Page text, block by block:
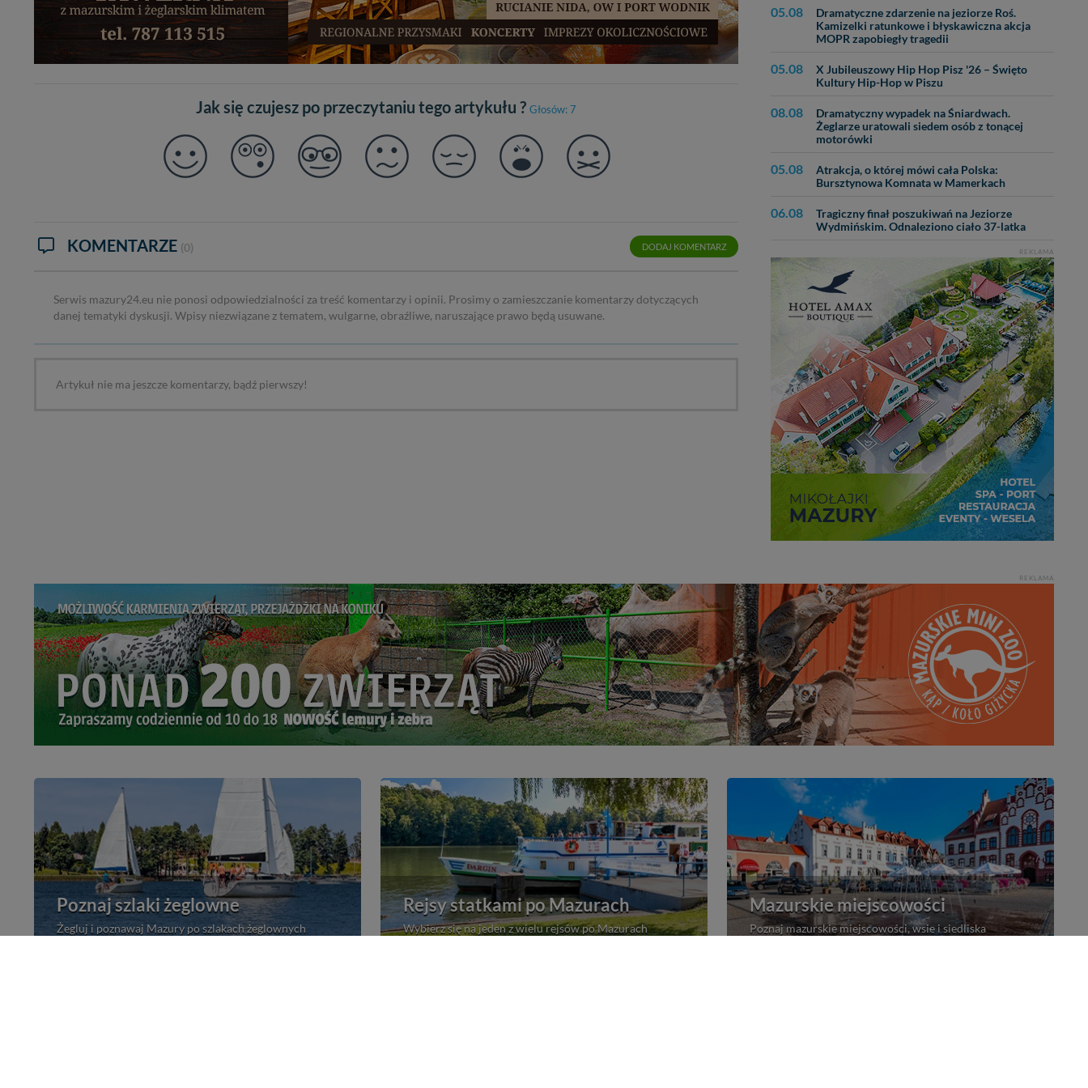
Jak się czujesz po przeczytaniu tego artykułu ? Głosów: 7
KOMENTARZE (0) DODAJ KOMENTARZ
Serwis mazury24.eu nie ponosi odpowiedzialności za treść komentarzy i opinii. Prosimy o zamieszczanie komentarzy dotyczących
danej tematyki dyskusji. Wpisy niezwiązane z tematem, wulgarne, obraźliwe, naruszające prawo będą usuwane.
Artykuł nie ma jeszcze komentarzy, bądź pierwszy!
05.08
Dramatyczne zdarzenie na jeziorze Roś.
Kamizelki ratunkowe i błyskawiczna akcja
MOPR zapobiegły tragedii
05.08
X Jubileuszowy Hip Hop Pisz '26 – Święto
Kultury Hip-Hop w Piszu
08.08
Dramatyczny wypadek na Śniardwach.
Żeglarze uratowali siedem osób z tonącej
motorówki
05.08
Atrakcja, o której mówi cała Polska:
Bursztynowa Komnata w Mamerkach
06.08
Tragiczny finał poszukiwań na Jeziorze
Wydmińskim. Odnaleziono ciało 37-latka
REKLAMA
REKLAMA
Poznaj szlaki żeglowne
Żegluj i poznawaj Mazury po szlakach żeglownych
Rejsy statkami po Mazurach
Wybierz się na jeden z wielu rejsów po Mazurach
Mazurskie miejscowości
Poznaj mazurskie miejscowości, wsie i siedliska